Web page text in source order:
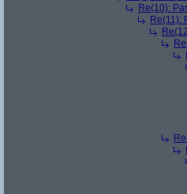
Re(10):
Re(11):